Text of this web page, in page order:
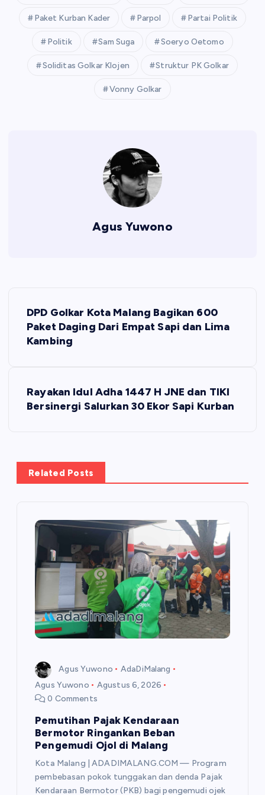
Paket Kurban Kader Parpol Partai Politik
Politik Sam Suga Soeryo Oetomo
Soliditas Golkar Klojen Struktur PK Golkar
Vonny Golkar
Agus Yuwono
DPD Golkar Kota Malang Bagikan 600
Paket Daging Dari Empat Sapi dan Lima
Kambing
Rayakan Idul Adha 1447 H JNE dan TIKI
Bersinergi Salurkan 30 Ekor Sapi Kurban
Related Posts
Agus Yuwono
AdaDiMalang
Agus Yuwono
Agustus 6, 2026
0 Comments
Pemutihan Pajak Kendaraan
Bermotor Ringankan Beban
Pengemudi Ojol di Malang
Kota Malang | ADADIMALANG.COM — Program
pembebasan pokok tunggakan dan denda Pajak
Kendaraan Bermotor (PKB) bagi pengemudi ojek